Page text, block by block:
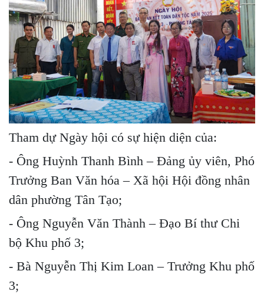
Tham dự Ngày hội có sự hiện diện của:
- Ông Huỳnh Thanh Bình – Đảng ủy viên, Phó
Trưởng Ban Văn hóa – Xã hội Hội đồng nhân
dân phường Tân Tạo;
- Ông Nguyễn Văn Thành – Đạo Bí thư Chi
bộ Khu phố 3;
- Bà Nguyễn Thị Kim Loan – Trưởng Khu phố
3;